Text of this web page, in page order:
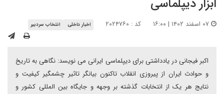
ابزار دیپلماسی
کد : ۲۰۲۴۷۶۰ اخبار داخلی انتخاب سردبیر
اکبر فیجانی در یادداشتی برای دیپلماسی ایرانی می نویسد: نگاهی به تاریخ
و حوادث ایران از پیروزی انقلاب تاکنون بیانگر تاثیر چشمگیر کیفیت و
نتایج هر یک از انتخابات گذشته بر وجهه و جایگاه بین المللی کشور و